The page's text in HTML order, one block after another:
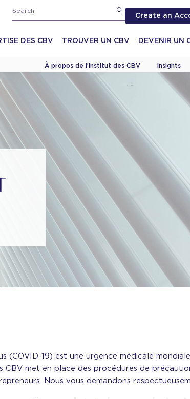
Create an
DES CBV TROUVER UN CBV DEVENIR UN
À propos de l’Institut des CBV Insights
(COVID-19) est une urgence médicale
CBV met en place des procédures de
Nous vous demandons